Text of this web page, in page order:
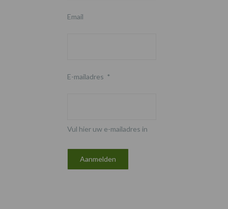
Email
E-mailadres *
Vul hier uw e-mailadres in